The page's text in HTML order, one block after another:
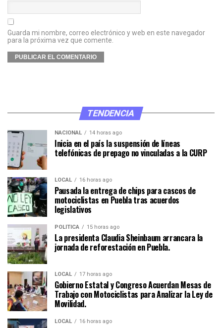
Guarda mi nombre, correo electrónico y web en este navegador
para la próxima vez que comente.
TENDENCIA
NACIONAL 14 horas ago
Inicia en el país la suspensión de líneas
telefónicas de prepago no vinculadas a la CURP
LOCAL 16 horas ago
Pausada la entrega de chips para cascos de
motociclistas en Puebla tras acuerdos
legislativos
POLÍTICA 15 horas ago
La presidenta Claudia Sheinbaum arrancara la
jornada de reforestación en Puebla.
LOCAL 17 horas ago
Gobierno Estatal y Congreso Acuerdan Mesas de
Trabajo con Motociclistas para Analizar la Ley de
Movilidad.
LOCAL 16 horas ago